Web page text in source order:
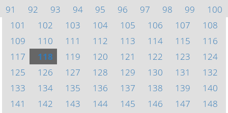
91
92 93 94 95 96 97 98 99
100
101
102 103 104 105 106 107
108
109
110 111 112 113 114 115
116
117
118 119 120 121 122 123
124
125
126 127 128 129 130 131
132
133
134 135 136 137 138 139
140
141
142 143 144 145 146 147
148